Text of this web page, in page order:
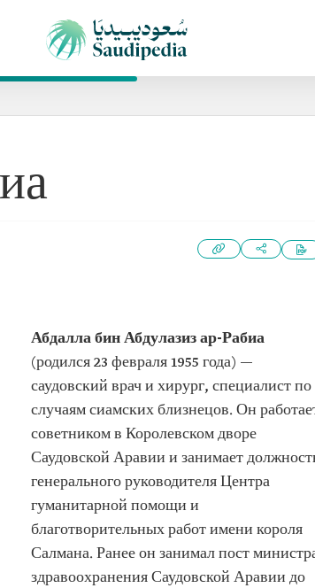
Абдалла бин Абдулазиз ар-Рабиа
(родился 23 февраля 1955 года) —
саудовский врач и хирург, специалист по
случаям сиамских близнецов. Он
советником в Королевском дворе
Саудовской Аравии и занимает
генерального руководителя Центра
гуманитарной помощи и
благотворительных работ имени короля
Салмана. Ранее он занимал пост
здравоохранения Саудовской Аравии до